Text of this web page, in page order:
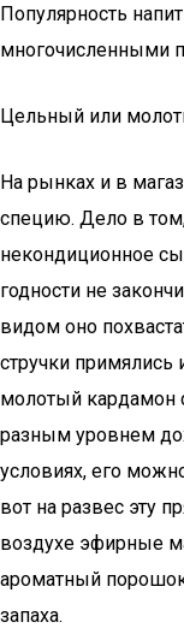
Популярность
многочисленными
Цельный или
На рынках и в
специю. Дело в
некондиционное
годности не
видом оно
стручки примялись
молотый кардамон
разным уровнем
условиях, его
вот на развес эту
воздухе эфирные
ароматный
запаха.